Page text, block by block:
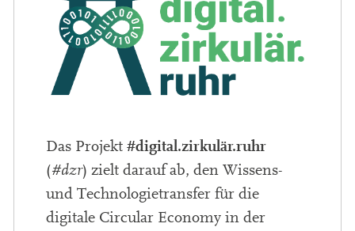
Das Projekt#digital.zirkulär.ruhr
(#dzr) zielt darauf ab, den Wissens-
und Technologietransfer für die
digitale Circular Economy in der